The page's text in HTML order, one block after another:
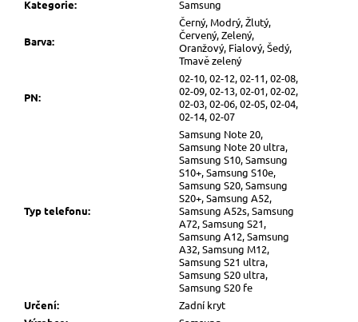
Kategorie: Samsung
Barva:
Černý, Modrý, Žlutý,
Červený, Zelený,
Oranžový, Fialový, Šedý,
Tmavě zelený
PN:
02-10, 02-12, 02-11, 02-08,
02-09, 02-13, 02-01, 02-02,
02-03, 02-06, 02-05, 02-04,
02-14, 02-07
Typ telefonu:
Samsung Note 20,
Samsung Note 20 ultra,
Samsung S10, Samsung
S10+, Samsung S10e,
Samsung S20, Samsung
S20+, Samsung A52,
Samsung A52s, Samsung
A72, Samsung S21,
Samsung A12, Samsung
A32, Samsung M12,
Samsung S21 ultra,
Samsung S20 ultra,
Samsung S20 fe
Určení:
Zadní kryt